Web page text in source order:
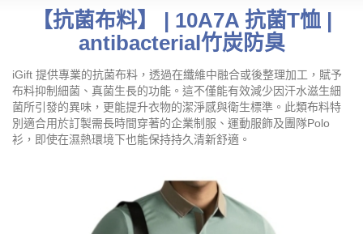
【抗菌布料】 | 10A7A 抗菌T恤 |
antibacterial竹炭防臭
iGift 提供專業的抗菌布料，透過在纖維中融合或後整理加工，賦予
布料抑制細菌、真菌生長的功能。這不僅能有效減少因汗水滋生細
菌所引發的異味，更能提升衣物的潔淨感與衛生標準。此類布料特
別適合用於訂製需長時間穿著的企業制服、運動服飾及團隊Polo
衫，即使在濕熱環境下也能保持持久清新舒適。